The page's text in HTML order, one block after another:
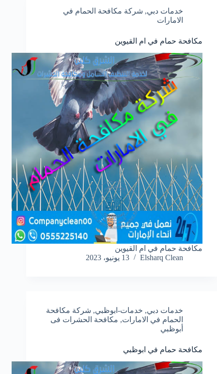
خدمات دبي, شركة مكافحة الحمام في
الامارات
مكافحة حمام في ام القيوين
مكافحة حمام في ام القيوين
Elsharq Clean
13 يونيو، 2023
خدمات دبي, خدمات-ابوظبي, شركة مكافحة
الحمام في الامارات, مكافحة الحشرات فى
أبوظبي
مكافحة حمام في ابوظبي